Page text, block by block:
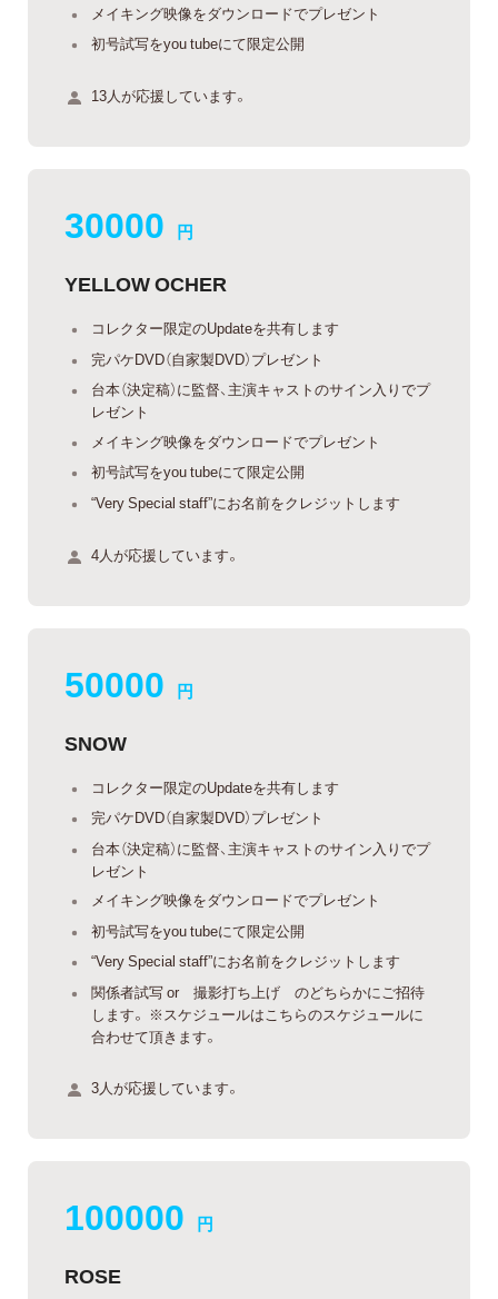
メイキング映像をダウンロードでプレゼント
初号試写をyou tubeにて限定公開
13人が応援しています。
30000 円
YELLOW OCHER
コレクター限定のUpdateを共有します
完パケDVD（自家製DVD）プレゼント
台本（決定稿）に監督、主演キャストのサイン入りでプ
レゼント
メイキング映像をダウンロードでプレゼント
初号試写をyou tubeにて限定公開
“Very Special staff”にお名前をクレジットします
4人が応援しています。
50000 円
SNOW
コレクター限定のUpdateを共有します
完パケDVD（自家製DVD）プレゼント
台本（決定稿）に監督、主演キャストのサイン入りでプ
レゼント
メイキング映像をダウンロードでプレゼント
初号試写をyou tubeにて限定公開
“Very Special staff”にお名前をクレジットします
関係者試写 or 撮影打ち上げ のどちらかにご招待
します。 ※スケジュールはこちらのスケジュールに
合わせて頂きます。
3人が応援しています。
100000 円
ROSE